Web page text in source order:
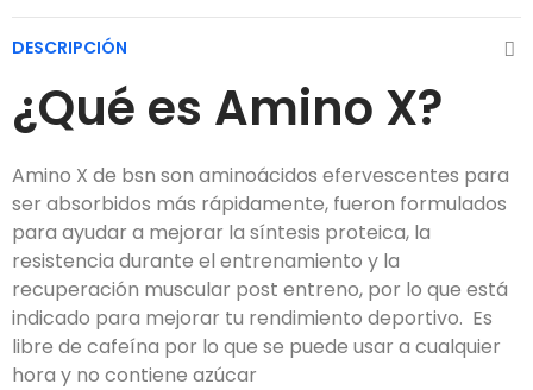
DESCRIPCIÓN
¿Qué es Amino X?
Amino X de bsn son aminoácidos efervescentes para
ser absorbidos más rápidamente, fueron formulados
para ayudar a mejorar la síntesis proteica, la
resistencia durante el entrenamiento y la
recuperación muscular post entreno, por lo que está
indicado para mejorar tu rendimiento deportivo. Es
libre de cafeína por lo que se puede usar a cualquier
hora y no contiene azúcar